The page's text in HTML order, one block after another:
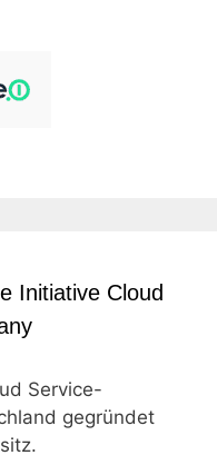
Initiative Cloud
Service-
gegründet